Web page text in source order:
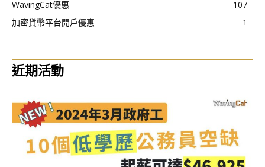
WavingCat優惠
107
加密貨幣平台開戶優惠
1
近期活動